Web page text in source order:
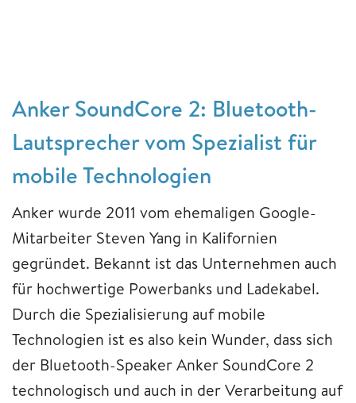
Anker SoundCore 2: Bluetooth-
Lautsprecher vom Spezialist für
mobile Technologien
Anker wurde 2011 vom ehemaligen Google-
Mitarbeiter Steven Yang in Kalifornien
gegründet. Bekannt ist das Unternehmen auch
für hochwertige Powerbanks und Ladekabel.
Durch die Spezialisierung auf mobile
Technologien ist es also kein Wunder, dass sich
der Bluetooth-Speaker Anker SoundCore 2
technologisch und auch in der Verarbeitung auf